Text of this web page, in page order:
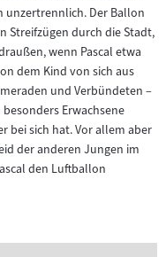
unzertrennlich. Der Ballon
Streifzügen durch die Stadt,
wenn Pascal etwa
dem Kind von sich aus
und Verbündeten –
Erwachsene
bei sich hat. Vor allem aber
der anderen Jungen im
den Luftballon